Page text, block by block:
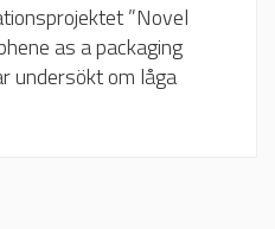
”Novel
as a packaging
undersökt om låga